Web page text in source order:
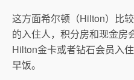
这方面希尔顿（Hilton）比
的入住人，积分房和现金房
Hilton金卡或者钻石会员入
早饭。